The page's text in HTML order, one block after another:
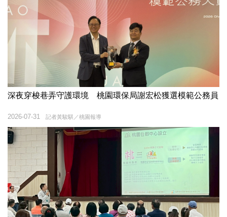
深夜穿梭巷弄守護環境 桃園環保局謝宏松獲選模範公務員
記者黃駿騏／桃園報導
2026-07-31